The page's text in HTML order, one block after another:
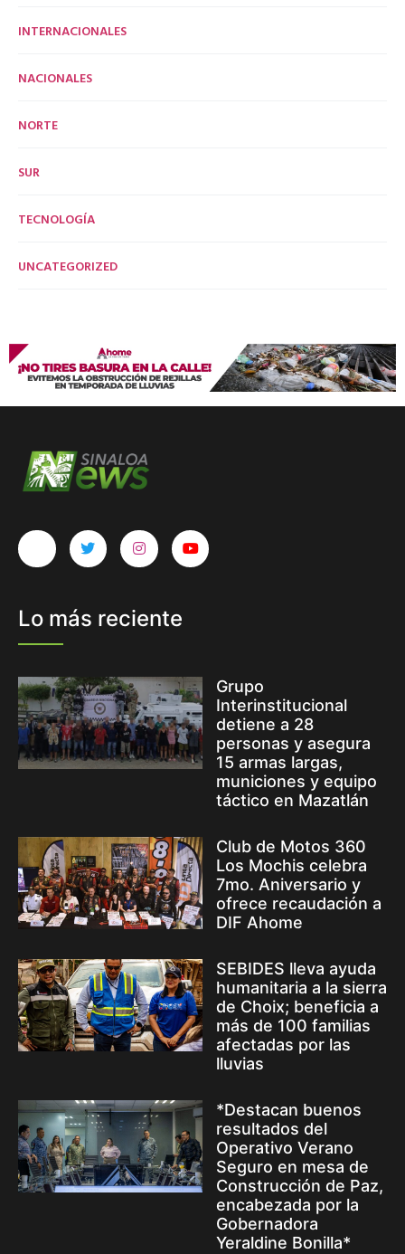
INTERNACIONALES
NACIONALES
NORTE
SUR
TECNOLOGÍA
UNCATEGORIZED
Lo más reciente
Grupo
Interinstitucional
detiene a 28
personas y asegura
15 armas largas,
municiones y equipo
táctico en Mazatlán
Club de Motos 360
Los Mochis celebra
7mo. Aniversario y
ofrece recaudación a
DIF Ahome
SEBIDES lleva ayuda
humanitaria a la sierra
de Choix; beneficia a
más de 100 familias
afectadas por las
lluvias
*Destacan buenos
resultados del
Operativo Verano
Seguro en mesa de
Construcción de Paz,
encabezada por la
Gobernadora
Yeraldine Bonilla*